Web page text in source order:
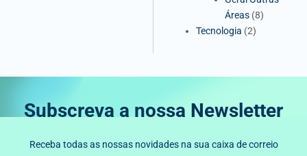
Áreas (8)
Tecnologia (2)
Subscreva a nossa Newsletter
Receba todas as nossas novidades na sua caixa de correio